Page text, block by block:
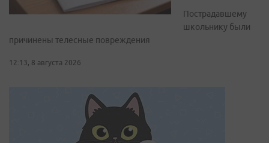
Пострадавшему
школьнику были
причинены телесные повреждения
12:13, 8 августа 2026